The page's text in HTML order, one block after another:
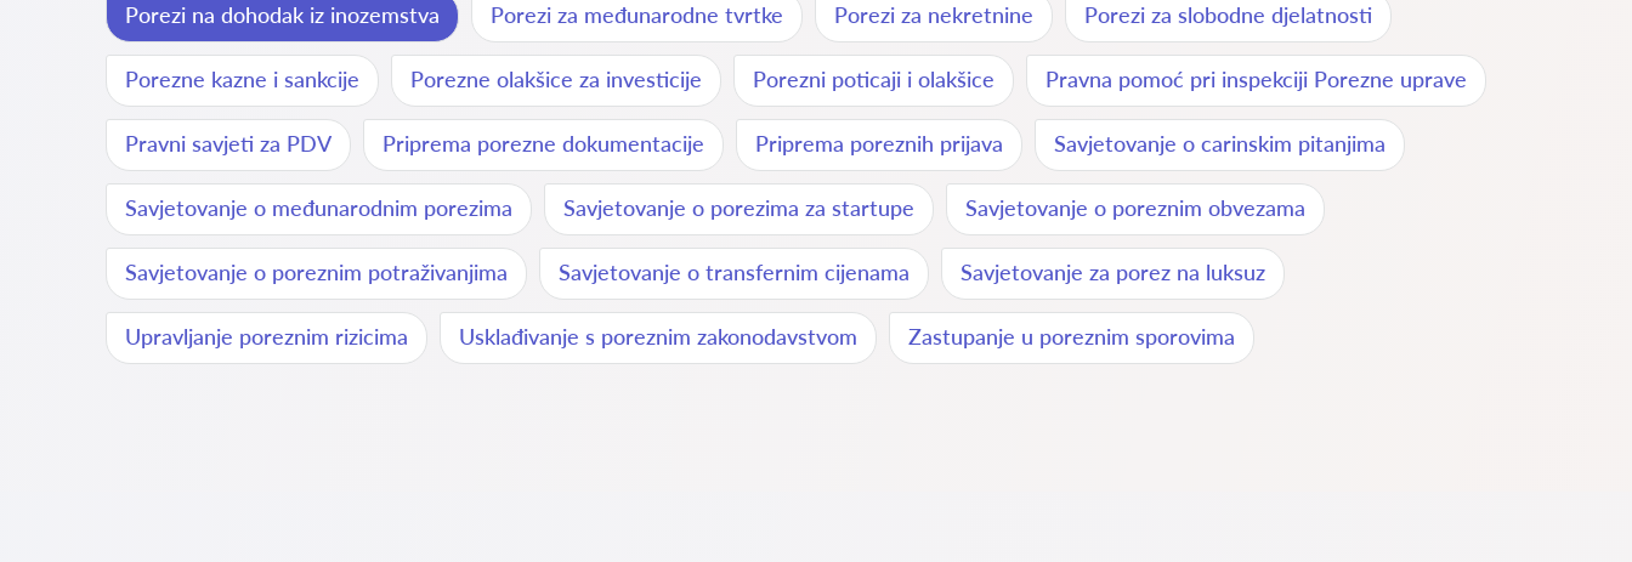
Porezi na dohodak iz inozemstva Porezi za međunarodne tvrtke Porezi za nekretnine Porezi za slobodne djelatnosti
Porezne kazne i sankcije Porezne olakšice za investicije Porezni poticaji i olakšice Pravna pomoć pri inspekciji Porezne uprave
Pravni savjeti za PDV Priprema porezne dokumentacije Priprema poreznih prijava Savjetovanje o carinskim pitanjima
Savjetovanje o međunarodnim porezima Savjetovanje o porezima za startupe Savjetovanje o poreznim obvezama
Savjetovanje o poreznim potraživanjima Savjetovanje o transfernim cijenama Savjetovanje za porez na luksuz
Upravljanje poreznim rizicima Usklađivanje s poreznim zakonodavstvom Zastupanje u poreznim sporovima